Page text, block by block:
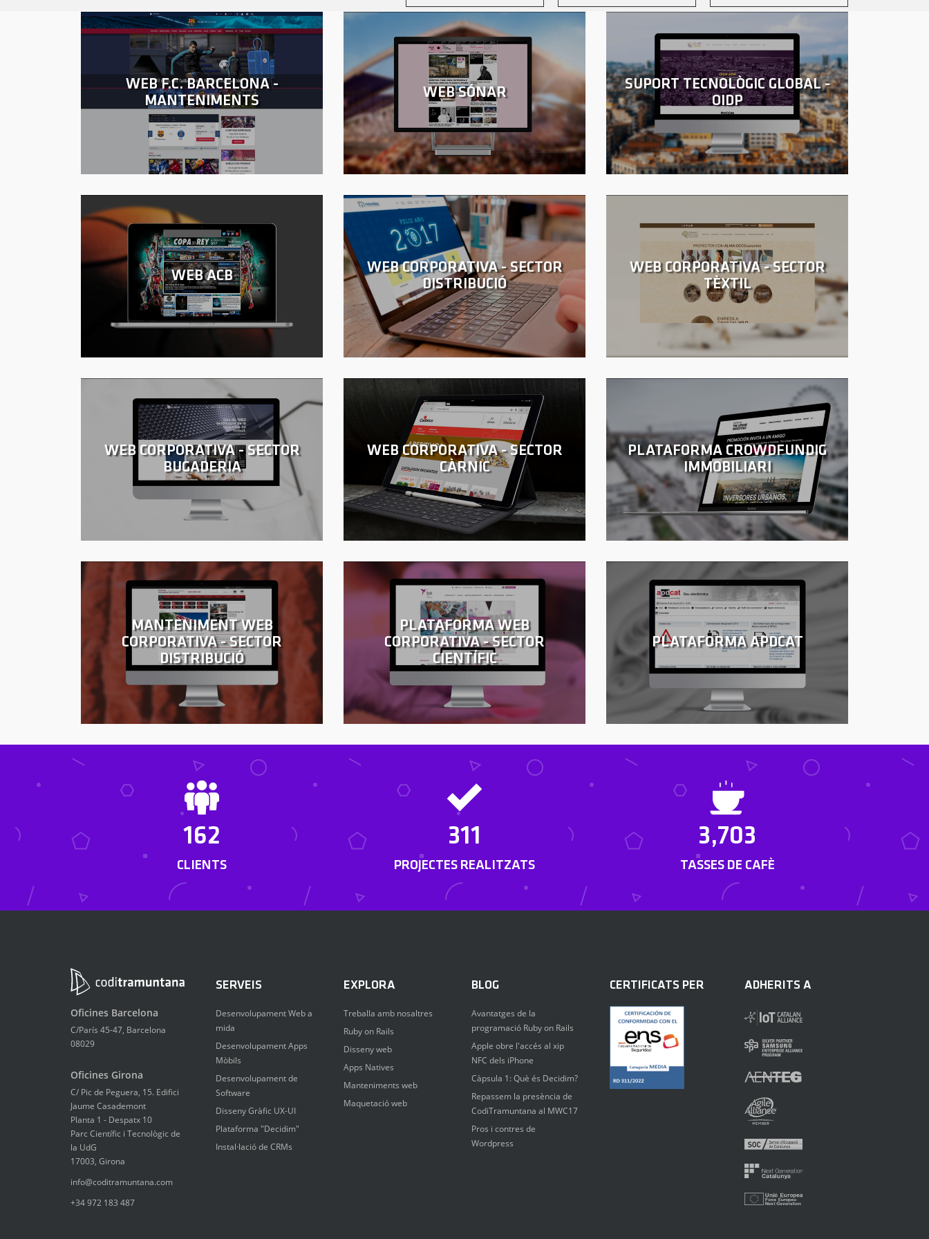
WEB F.C. BARCELONA -
MANTENIMENTS
WEB SÓNAR
SUPORT TECNOLÒGIC GLOBAL -
OIDP
WEB ACB
WEB CORPORATIVA - SECTOR
DISTRIBUCIÓ
WEB CORPORATIVA - SECTOR
TÈXTIL
WEB CORPORATIVA - SECTOR
BUGADERIA
WEB CORPORATIVA - SECTOR
CÀRNIC
PLATAFORMA CROWDFUNDIG
IMMOBILIARI
MANTENIMENT WEB
CORPORATIVA - SECTOR
DISTRIBUCIÓ
PLATAFORMA WEB
CORPORATIVA - SECTOR
CIENTÍFIC
PLATAFORMA APDCAT
162
CLIENTS
311
PROJECTES REALITZATS
3,703
TASSES DE CAFÈ
Oficines Barcelona
C/París 45-47, Barcelona
08029
Oficines Girona
C/ Pic de Peguera, 15. Edifici
Jaume Casademont
Planta 1 - Despatx 10
Parc Científic i Tecnològic de
la UdG
17003, Girona
info@coditramuntana.com
+34 972 183 487
SERVEIS
Desenvolupament Web a
mida
Desenvolupament Apps
Mòbils
Desenvolupament de
Software
Disseny Gràfic UX-UI
Plataforma "Decidim"
Instal·lació de CRMs
EXPLORA
Treballa amb nosaltres
Ruby on Rails
Disseny web
Apps Natives
Manteniments web
Maquetació web
BLOG
Avantatges de la
programació Ruby on Rails
Apple obre l'accés al xip
NFC dels iPhone
Càpsula 1: Què és Decidim?
Repassem la presència de
CodiTramuntana al MWC17
Pros i contres de
Wordpress
CERTIFICATS PER ADHERITS A